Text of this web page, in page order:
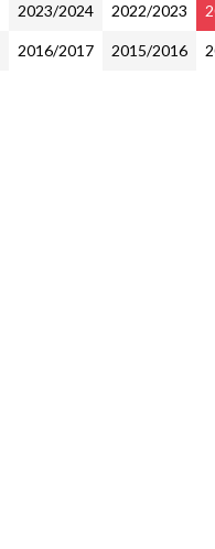
2023/2024 2022/2023
2016/2017 2015/2016